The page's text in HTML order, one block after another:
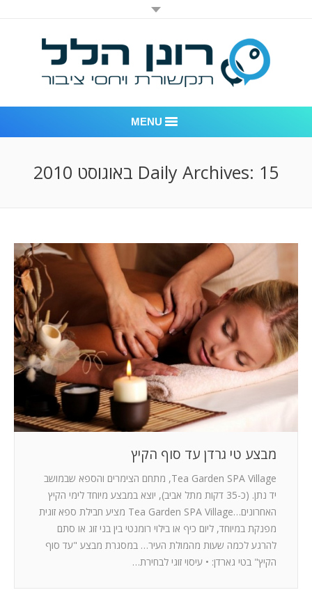
MENU
לקוחות – משרד יחסי ציבור רונן הלל
חדר חדשות
המלצות
ניהול מוניטין
צור קשר
Daily Archives: 15 באוגוסט 2010
מבצע טי גרדן עד סוף הקיץ
Tea Garden SPA Village, מתחם הצימרים והספא שבמושב
יד נתן. (כ-35 דקות מתל אביב), יוצא במבצע מיוחד לימי הקיץ
האחרונים…Tea Garden SPA Village מציע חבילת ספא זוגית
מפנקת במיוחד, ליום כיף או בילוי רומנטי בין בני זוג או סתם
להרגע לכמה שעות מהמולת העיר… במסגרת מבצע "עד סוף
הקיץ" בטי גארדן: • עיסוי זוגי לבחירת…